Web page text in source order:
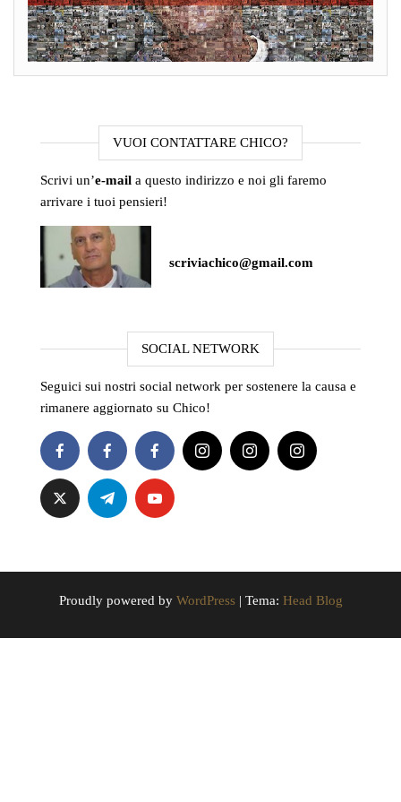
VUOI CONTATTARE CHICO?
Scrivi un’e-mail a questo indirizzo e noi gli faremo
arrivare i tuoi pensieri!
scriviachico@gmail.com
SOCIAL NETWORK
Seguici sui nostri social network per sostenere la causa e
rimanere aggiornato su Chico!
Proudly powered by WordPress | Tema: Head Blog